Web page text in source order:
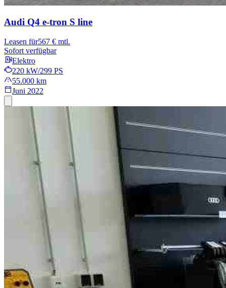
Audi Q4 e-tron S line
Leasen für567 € mtl.
Sofort verfügbar
Elektro
220 kW/299 PS
55.000 km
Juni 2022